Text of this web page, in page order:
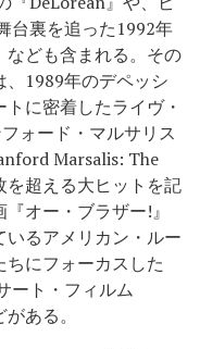
台裏を追った1992年
ども含まれる。その
1989年のデペッシ
に密着したライヴ・
ォード・マルサリス
Marsalis: The
超える大ヒットを記
オー・ブラザー!』
るアメリカン・ルー
にフォーカスした
ート・フィルム
ある。